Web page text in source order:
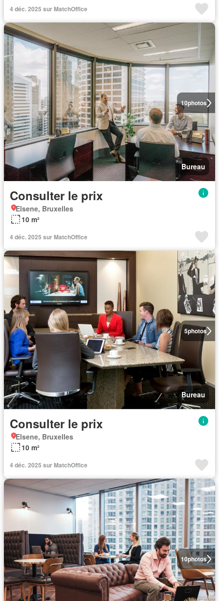
4 déc. 2025 sur MatchOffice
10photos
Bureau
Consulter le prix
Elsene, Bruxelles
10 m²
4 déc. 2025 sur MatchOffice
5photos
Bureau
Consulter le prix
Elsene, Bruxelles
10 m²
4 déc. 2025 sur MatchOffice
10photos